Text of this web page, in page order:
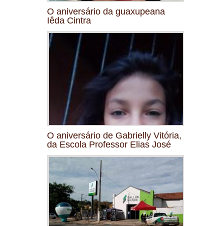
O aniversário da guaxupeana
Iêda Cintra
O aniversário de Gabrielly Vitória,
da Escola Professor Elias José